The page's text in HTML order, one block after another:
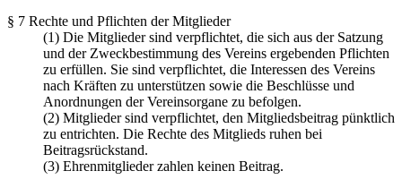
§ 7 Rechte und Pflichten der Mitglieder
(1) Die Mitglieder sind verpflichtet, die sich aus der Satzung
und der Zweckbestimmung des Vereins ergebenden Pflichten
zu erfüllen. Sie sind verpflichtet, die Interessen des Vereins
nach Kräften zu unterstützen sowie die Beschlüsse und
Anordnungen der Vereinsorgane zu befolgen.
(2) Mitglieder sind verpflichtet, den Mitgliedsbeitrag pünktlich
zu entrichten. Die Rechte des Mitglieds ruhen bei
Beitragsrückstand.
(3) Ehrenmitglieder zahlen keinen Beitrag.